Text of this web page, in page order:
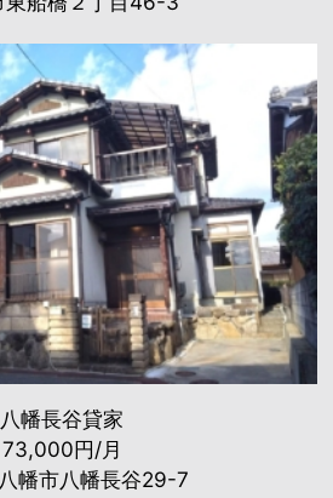
八幡長谷貸家
73,000円/月
幡市八幡長谷29-7